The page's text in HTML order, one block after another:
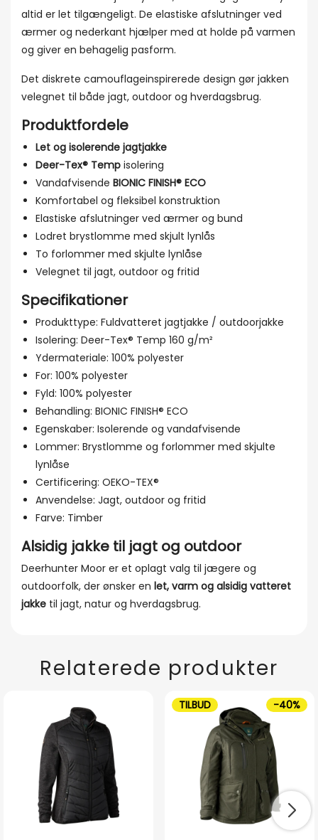
altid er let tilgængeligt. De elastiske afslutninger ved
ærmer og nederkant hjælper med at holde på varmen
og giver en behagelig pasform.
Det diskrete camouflageinspirerede design gør jakken
velegnet til både jagt, outdoor og hverdagsbrug.
Produktfordele
Let og isolerende jagtjakke
Deer-Tex® Temp isolering
Vandafvisende BIONIC FINISH® ECO
Komfortabel og fleksibel konstruktion
Elastiske afslutninger ved ærmer og bund
Lodret brystlomme med skjult lynlås
To forlommer med skjulte lynlåse
Velegnet til jagt, outdoor og fritid
Specifikationer
Produkttype: Fuldvatteret jagtjakke / outdoorjakke
Isolering: Deer-Tex® Temp 160 g/m²
Ydermateriale: 100% polyester
For: 100% polyester
Fyld: 100% polyester
Behandling: BIONIC FINISH® ECO
Egenskaber: Isolerende og vandafvisende
Lommer: Brystlomme og forlommer med skjulte
lynlåse
Certificering: OEKO-TEX®
Anvendelse: Jagt, outdoor og fritid
Farve: Timber
Alsidig jakke til jagt og outdoor
Deerhunter Moor er et oplagt valg til jægere og
outdoorfolk, der ønsker en let, varm og alsidig vatteret
jakke til jagt, natur og hverdagsbrug.
Relaterede produkter
TILBUD -40%